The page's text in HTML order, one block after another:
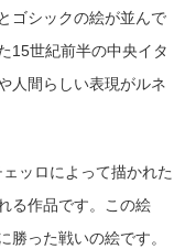
ゴシックの絵が並んで
15世紀前半の中央イタ
人間らしい表現がルネ
ッロによって描かれた
る作品です。この絵
勝った戦いの絵です。